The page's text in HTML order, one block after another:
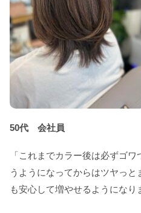
50代 会社員
「これまでカラー後は必ずゴ
うようになってからはツヤっ
も安心して増やせるようになり